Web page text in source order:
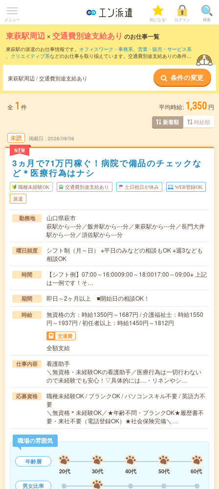
メニュー 気になる! ログイン 検索
東萩駅周辺 ×交通費別途支給あり のお仕事一覧
東萩駅の派遣のお仕事情報です。 オフィスワーク・事務系、 営業・販売・サービス系
、 クリエイティブ系などのお仕事を取り揃えています。交通費別途支給ありの条件の
東萩駅周辺 / 交通費別途支給あり 条件の変更
全 1 件 平均時給: 1,350 円
新着順 時給順
未読
NEW
掲載日 2026/08/06
3ヵ月で71万円稼ぐ！病院で備品のチェックな
ど＊医療行為はナシ
職種未経験OK 交通費別途支給あり 土日祝日が休み WEB登録OK
派遣
勤務地
山口県萩市
萩駅から---分／飯井駅から---分／東萩駅から---分／長門大井
駅から---分／須佐駅から---分
曜日頻度
シフト制（月～日） ※平日のみなどの相談もOK ※週3なども
相談OK
時間
【シフト例】07:00～16:0009:00～18:0017:00～09:00※ 上記
は一例です！そ…
期間 即日～2ヶ月以上 ■開始日の相談OK！
時給
無資格の方：時給1350円～1687円 / 介護福祉士：時給1550
円～1937円 / 初任者以上：時給1450円～1812円
交通費
全額支給
仕事内容
看護助手
＼無資格・未経験OKの看護助手／医療行為は一切行わない
ので未経験でも安心！▽具体的には…・リネンやシ…
応募資格
職種未経験OK / ブランクOK / パソコンスキル不要 / 英語力不
要
＼無資格＊未経験OK／★年齢不問・ブランクOK★履歴書不
要・来社不要（電話登録OK）★社会保険完備＼…
職場の雰囲気
年齢層
20代
30代 40代 50代
60代
男女比率